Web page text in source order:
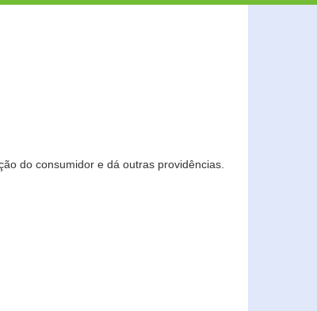
do consumidor e dá outras providências.